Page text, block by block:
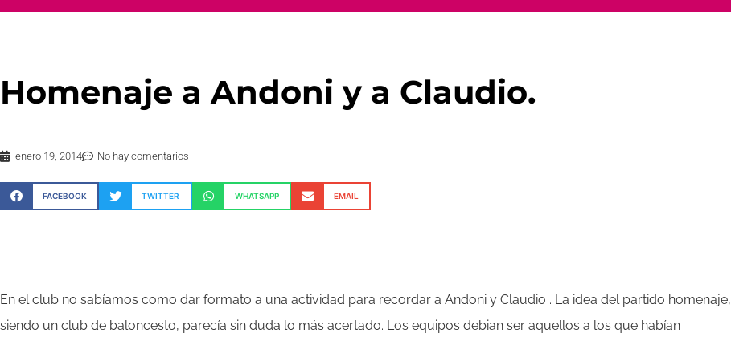
Homenaje a Andoni y a Claudio.
enero 19, 2014 No hay comentarios
FACEBOOK TWITTER WHATSAPP EMAIL
En el club no sabíamos como dar formato a una actividad para recordar a Andoni y Claudio . La idea del partido homenaje,
siendo un club de baloncesto, parecía sin duda lo más acertado. Los equipos debian ser aquellos a los que habían